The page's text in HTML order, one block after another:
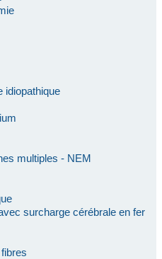
idiopathique
multiples - NEM
surcharge cérébrale en fer